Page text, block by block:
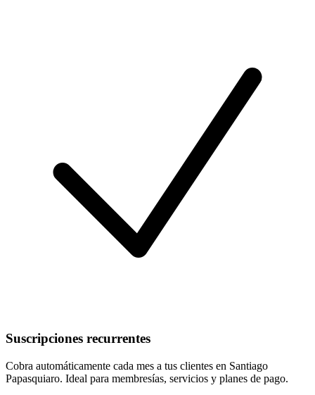
Suscripciones recurrentes
Cobra automáticamente cada mes a tus clientes en Santiago
Papasquiaro. Ideal para membresías, servicios y planes de pago.